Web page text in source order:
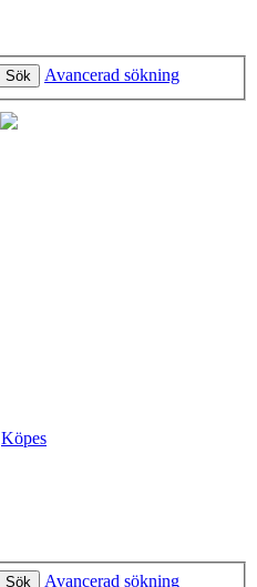
Sök Avancerad sökning
Köpes
Sök
Avancerad sökning